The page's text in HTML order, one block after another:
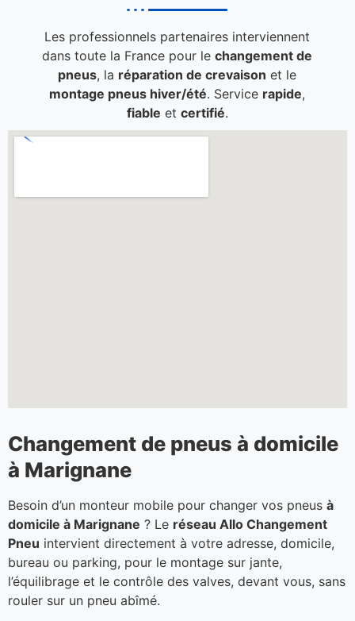
Les professionnels partenaires interviennent
dans toute la France pour lechangement de
pneus, la réparation de crevaison et le
montage pneus hiver/été. Service rapide,
fiable et certifié.
Changement de pneus à domicile
à Marignane
Besoin d’un monteur mobile pour changer vos pneus à
domicile à Marignane ? Le réseau Allo Changement
Pneu intervient directement à votre adresse, domicile,
bureau ou parking, pour le montage sur jante,
l’équilibrage et le contrôle des valves, devant vous, sans
rouler sur un pneu abîmé.